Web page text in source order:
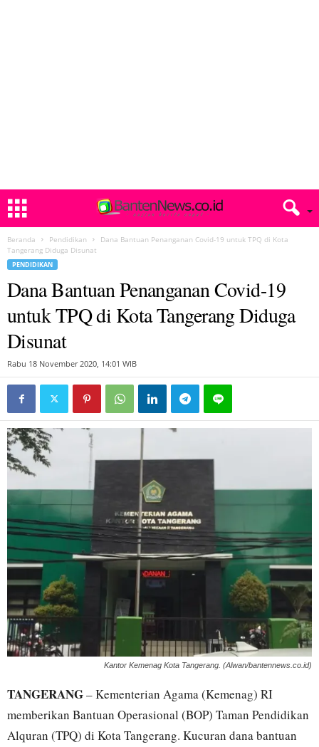
Beranda Pendidikan
Dana Bantuan Penanganan Covid-19 untuk TPQ di Kota
Tangerang Diduga Disunat
PENDIDIKAN
Dana Bantuan Penanganan Covid-19
untuk TPQ di Kota Tangerang Diduga
Disunat
Rabu 18 November 2020, 14:01 WIB
Kantor Kemenag Kota Tangerang. (Alwan/bantennews.co.id)
TANGERANG– Kementerian Agama (Kemenag) RI
memberikan Bantuan Operasional (BOP) Taman Pendidikan
Alquran (TPQ) di Kota Tangerang. Kucuran dana bantuan